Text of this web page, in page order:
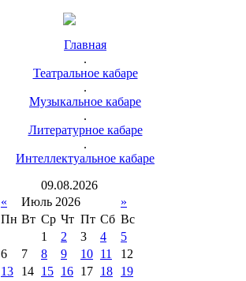
Главная
.
Театральное кабаре
.
Музыкальное кабаре
.
Литературное кабаре
.
Интеллектуальное кабаре
09.08.2026
«
Июль 2026
»
Пн Вт Ср Чт Пт Сб Вс
1
2 3 4
5
6
7 8 9 10 11
12
13
14 15 16 17 18
19